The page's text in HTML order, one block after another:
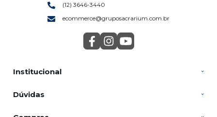
Institucional
Dúvidas
(12) 3646-3440
ecommerce@gruposacrarium.com.br